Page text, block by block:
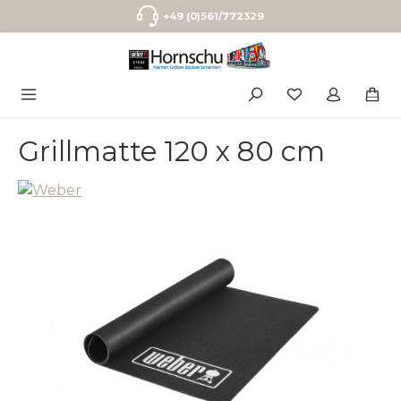
Zum Hauptinhalt springen+49 (0)561/772329
Grillmatte 120 x 80 cm